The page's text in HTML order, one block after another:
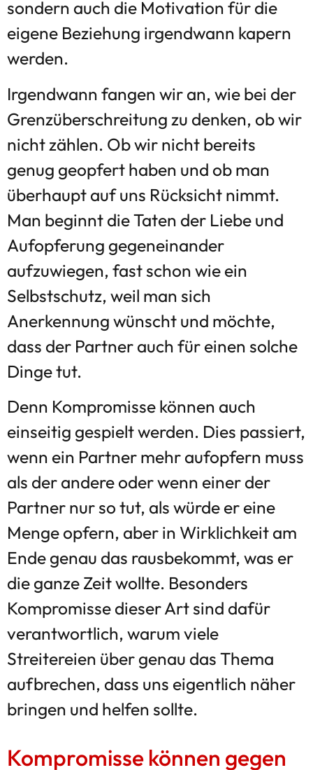
sondern auch die Motivation für die
eigene Beziehung irgendwann kapern
werden.
Irgendwann fangen wir an, wie bei der
Grenzüberschreitung zu denken, ob wir
nicht zählen. Ob wir nicht bereits
genug geopfert haben und ob man
überhaupt auf uns Rücksicht nimmt.
Man beginnt die Taten der Liebe und
Aufopferung gegeneinander
aufzuwiegen, fast schon wie ein
Selbstschutz, weil man sich
Anerkennung wünscht und möchte,
dass der Partner auch für einen solche
Dinge tut.
Denn Kompromisse können auch
einseitig gespielt werden. Dies passiert,
wenn ein Partner mehr aufopfern muss
als der andere oder wenn einer der
Partner nur so tut, als würde er eine
Menge opfern, aber in Wirklichkeit am
Ende genau das rausbekommt, was er
die ganze Zeit wollte. Besonders
Kompromisse dieser Art sind dafür
verantwortlich, warum viele
Streitereien über genau das Thema
aufbrechen, dass uns eigentlich näher
bringen und helfen sollte.
Kompromisse können gegen